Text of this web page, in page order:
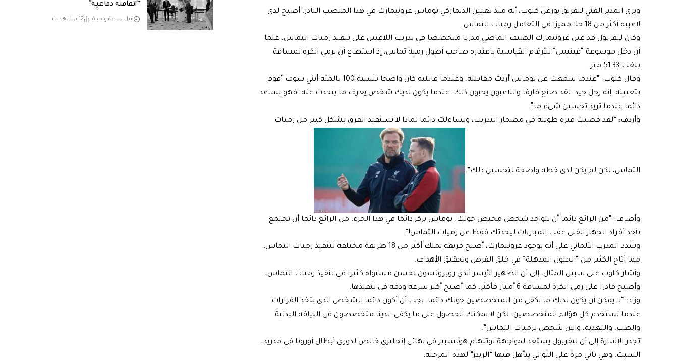
ويرى المدير الفني للفريق يورغن كلوب، أنه منذ تعيين الدنماركي توماس غرونيمارك في هذا المنصب النادر، أصبح لدى
لاعبيه أكثر من 18 حلا مميزا في التعامل رميات التماس.
وكان ليفربول قد عين غرونيمارك الصيف الماضي مدربا متخصصا في تدريب اللاعبين على تنفيذ رميات التماس، علما
أن دخل موسوعة “ غينيس” للأرقام القياسية باعتباره صاحب أطول رمية تماس، إذ استطاع أن يرمي الكرة لمسافة
بلغت 51.33 متر.
وقال كلوب
: “عندما سمعت عن توماس أردت مقابلته. وعندما قابلته كان واضحا بنسبة 100 بالمئة أنني سوف أقوم
بتعيينه. إنه رجل جيد. لقد صنع فارقا واللاعبون يحبون ذلك. عندما يكون لديك شخص يعرف ما يتحدث عنه، فهو يساعد
دائما عندما تريد تحسين شيء ما”.
وأردف: “لقد قضيت فترة طويلة في مضمار التدريب، وتساءلت دائما لماذا لا تستفيد الفرق بشكل كبير من رميات
التماس، لكن لم يكن لدي خطة واضحة لتحسين ذلك”.
وأضاف: “من الرائع دائما أن يتواجد شخص مختص حولك. توماس يركز دائما في هذا الجزء. من الرائع دائما أن تجتمع
بأحد أفراد الجهاز الفني عقب المباريات ليحدثك فقط عن رميات التماس!”.
وشدد المدرب الألماني على أنه بوجود غرونيمارك، أصبح فريقه يملك أكثر من 18 طريقة مختلفة لتنفيذ رميات التماس،
مما أتاح الكثير من “الحلول المذهلة” في خلق الفرص وتحقيق الأهداف.
وأشار كلوب على سبيل المثال، إلى أن الظهير الأيسر أندي روبروتسون تحسن مستواه كثيرا في تنفيذ رميات التماس،
وأصبح قادرا على رمي الكرة لمسافة 6 أمتار فأكثر، كما أصبح أكثر سرعة ودقة في تنفيذها.
وزاد: “لا يمكن أن يكون لديك ما يكفي من المتخصصين حولك دائما. يجب أن أكون دائما الشخص الذي يتخذ القرارات
عندما نستخدم كل هؤلاء المتخصصين، لكن لا يمكنك الحصول على ما يكفي. لدينا متخصصون في اللياقة البدنية
والطب، والتغذية، والآن شخص لرميات التماس”.
تجدر الإشارة إلى أن ليفربول يستعد لمواجهة توتنهام هوتسبيرفي نهائي إنجليزي خالص لدوري أبطال أوروبا في مدريد،
السبت، وهي ثاني مرة على التوالي يتأهل فيها “الريدز” لهذه المرحلة.
“اتفاقية دفاعية”
قبل ساعة واحدة 12 مشاهدات